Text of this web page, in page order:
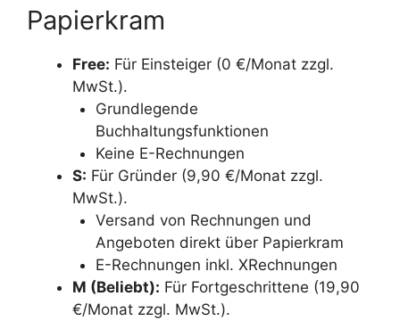
Papierkram
Free: Für Einsteiger (0 €/Monat zzgl.
MwSt.).
Grundlegende
Buchhaltungsfunktionen
Keine E-Rechnungen
S: Für Gründer (9,90 €/Monat zzgl.
MwSt.).
Versand von Rechnungen und
Angeboten direkt über Papierkram
E-Rechnungen inkl. XRechnungen
M (Beliebt): Für Fortgeschrittene (19,90
€/Monat zzgl. MwSt.).